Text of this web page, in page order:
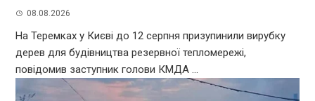
08.08.2026
На Теремках у Києві до 12 серпня призупинили вирубку
дерев для будівництва резервної тепломережі,
повідомив заступник голови КМДА ...